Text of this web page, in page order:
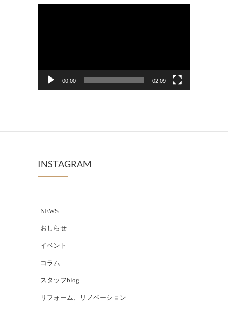
00:00 02:09
INSTAGRAM
NEWS
おしらせ
イベント
コラム
スタッフblog
リフォーム、リノベーション